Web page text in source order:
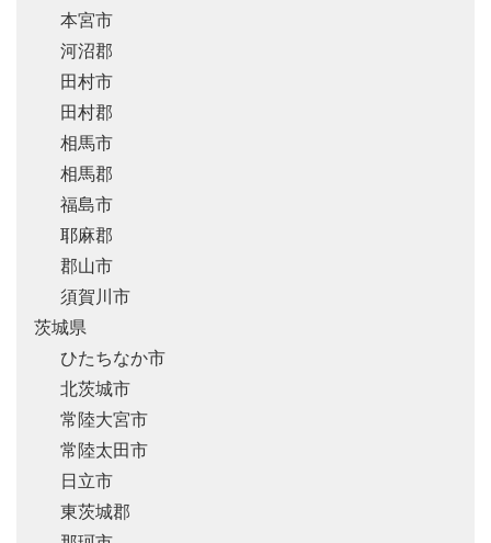
本宮市
河沼郡
田村市
田村郡
相馬市
相馬郡
福島市
耶麻郡
郡山市
須賀川市
茨城県
ひたちなか市
北茨城市
常陸大宮市
常陸太田市
日立市
東茨城郡